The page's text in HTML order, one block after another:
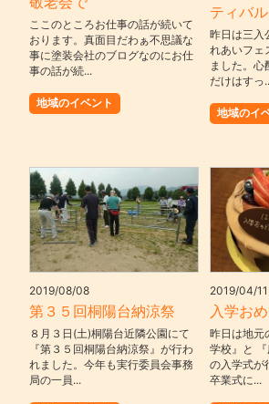
ここのところお仕事の話が続いて
おります。真面目だわぁ不思議な
事に塗装会社のブログなのにお仕
事の話が続...
地域のイベント
ティバル
昨日は三入
れあいフェ
ました。心
だけはすっ
地域のイ
2019/08/08
第３５回桐陽台納涼祭
８月３日(土)桐陽台近隣公園にて
『第３５回桐陽台納涼祭』が行わ
れました。今年も実行委員会事務
局の一員...
2019/04/11
入学お
昨日は地元
学校』と 『
の入学式が
卒業式に...